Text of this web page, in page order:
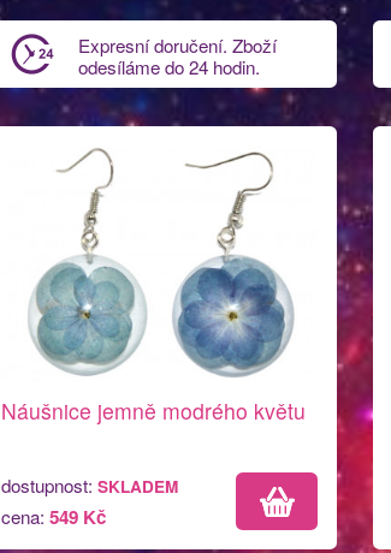
Expresní doručení. Zboží
odesíláme do 24 hodin.
Náušnice jemně modrého květu
dostupnost: SKLADEM
cena: 549 Kč